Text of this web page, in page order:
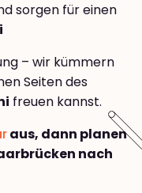
sorgen für einen
– wir kümmern
Seiten des
freuen kannst.
aus, dann planen
nach